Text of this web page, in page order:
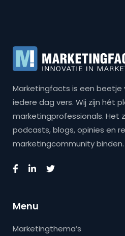
Marketingfacts is een beetje
iedere dag vers. Wij zijn hét
marketingprofessionals. Het
podcasts, blogs, opinies en
marketingcommunity binden.
Menu
Marketingthema’s